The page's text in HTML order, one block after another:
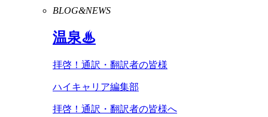
BLOG&NEWS
温泉♨
拝啓！通訳・翻訳者の皆様
ハイキャリア編集部
拝啓！通訳・翻訳者の皆様へ